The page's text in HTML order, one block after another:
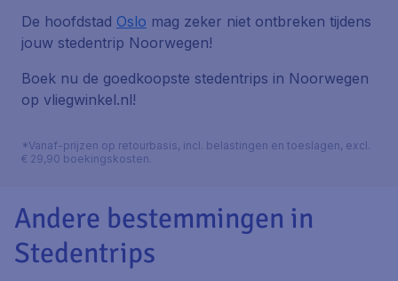
De hoofdstad Oslo mag zeker niet ontbreken tijdens
jouw stedentrip Noorwegen!
Boek nu de goedkoopste stedentrips in Noorwegen
op vliegwinkel.nl!
*Vanaf-prijzen op retourbasis, incl. belastingen en toeslagen, excl.
€ 29,90 boekingskosten.
Andere bestemmingen in
Stedentrips